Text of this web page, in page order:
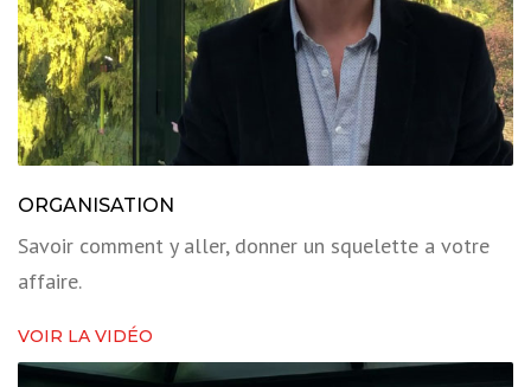
ORGANISATION
Savoir comment y aller, donner un squelette a votre
affaire.
VOIR LA VIDÉO